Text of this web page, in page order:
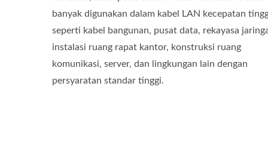
banyak digunakan dalam kabel LAN kecepatan
seperti kabel bangunan, pusat data, rekayasa
instalasi ruang rapat kantor, konstruksi ruang
komunikasi, server, dan lingkungan lain dengan
persyaratan standar tinggi.